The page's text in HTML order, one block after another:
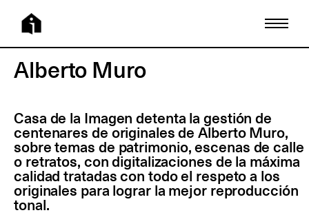
Alberto Muro
Casa de la Imagen detenta la gestión de
centenares de originales de Alberto Muro,
sobre temas de patrimonio, escenas de calle
o retratos, con digitalizaciones de la máxima
calidad tratadas con todo el respeto a los
originales para lograr la mejor reproducción
tonal.